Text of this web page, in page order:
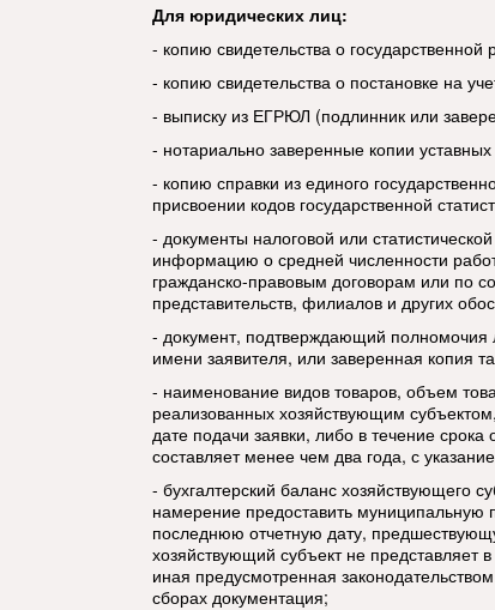
Для юридических лиц:
- копию свидетельства о государственной
- копию свидетельства о постановке на
- выписку из ЕГРЮЛ (подлинник или
- нотариально заверенные копии
- копию справки из единого
присвоении кодов государственной
- документы налоговой или
информацию о средней численности
гражданско-правовым договорам или по
представительств, филиалов и других
- документ, подтверждающий полномочия
имени заявителя, или заверенная копия
- наименование видов товаров, объем
реализованных хозяйствующим
дате подачи заявки, либо в течение
составляет менее чем два года, с
- бухгалтерский баланс хозяйствующего
намерение предоставить
последнюю отчетную дату,
хозяйствующий субъект не представляет
иная предусмотренная
сборах документация;